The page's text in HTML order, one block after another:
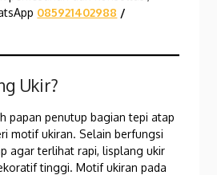
085921402988 /
Ukir?
papan penutup bagian tepi atap
motif ukiran. Selain berfungsi
agar terlihat rapi, lisplang ukir
tinggi. Motif ukiran pada